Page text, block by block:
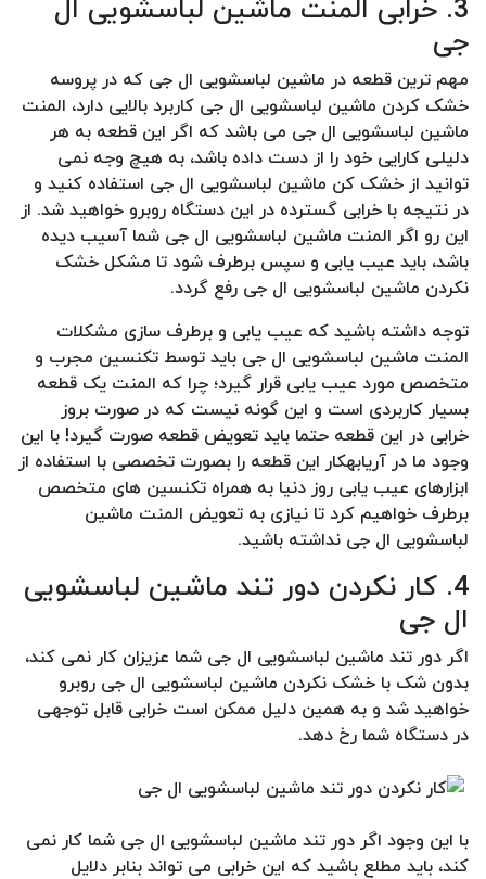
جی
مهم ترین قطعه در ماشین لباسشویی ال جی که در پروسه
خشک کردن ماشین لباسشویی ال جی کاربرد بالایی دارد، المنت
ماشین لباسشویی ال جی می باشد که اگر این قطعه به هر
دلیلی کارایی خود را از دست داده باشد، به هیچ وجه نمی
توانید از خشک کن ماشین لباسشویی ال جی استفاده کنید و
در نتیجه با خرابی گسترده در این دستگاه روبرو خواهید شد. از
این رو اگر المنت ماشین لباسشویی ال جی شما آسیب دیده
باشد، باید عیب یابی و سپس برطرف شود تا مشکل خشک
نکردن ماشین لباسشویی ال جی رفع گردد.
توجه داشته باشید که عیب یابی و برطرف سازی مشکلات
المنت ماشین لباسشویی ال جی باید توسط تکنسین مجرب و
متخصص مورد عیب یابی قرار گیرد؛ چرا که المنت یک قطعه
بسیار کاربردی است و این گونه نیست که در صورت بروز
خرابی در این قطعه حتما باید تعویض قطعه صورت گیرد! با این
وجود ما در آریابهکار این قطعه را بصورت تخصصی با استفاده از
ابزارهای عیب یابی روز دنیا به همراه تکنسین های متخصص
برطرف خواهیم کرد تا نیازی به تعویض المنت ماشین
لباسشویی ال جی نداشته باشید.
4. کار نکردن دور تند ماشین لباسشویی
ال جی
اگر دور تند ماشین لباسشویی ال جی شما عزیزان کار نمی کند،
بدون شک با خشک نکردن ماشین لباسشویی ال جی روبرو
خواهید شد و به همین دلیل ممکن است خرابی قابل توجهی
در دستگاه شما رخ دهد.
با این وجود اگر دور تند ماشین لباسشویی ال جی شما کار نمی
کند، باید مطلع باشید که این خرابی می تواند بنابر دلایل